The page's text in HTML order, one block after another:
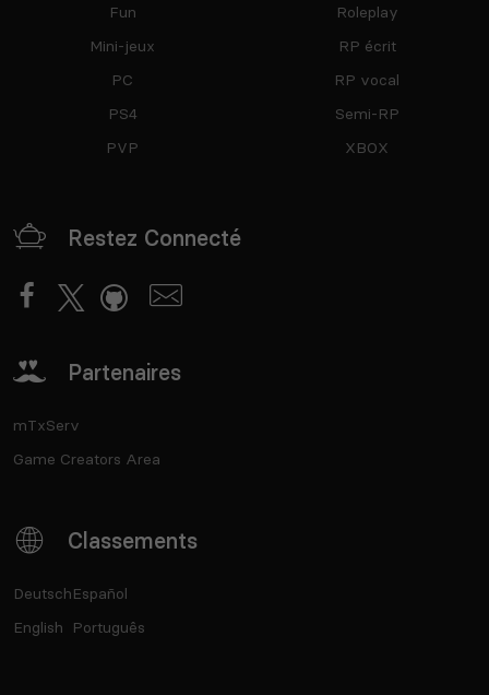
Fun
Mini-jeux
PC
PS4
PVP
Roleplay
RP écrit
RP vocal
Semi-RP
XBOX
Restez Connecté
Partenaires
mTxServ
Game Creators Area
Classements
Deutsch
English
Español
Português